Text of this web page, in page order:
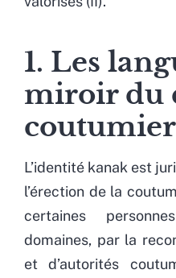
1. Les
miroir du
coutumier
L’identité kanak est
l’érection de la
certaines
domaines, par la
et d’autorités